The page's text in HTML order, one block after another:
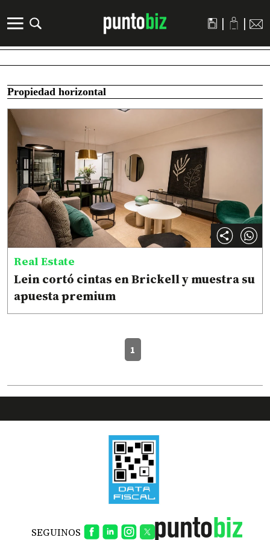
| |
Propiedad horizontal
Real Estate
Lein cortó cintas en Brickell y muestra su
apuesta premium
1
SEGUINOS